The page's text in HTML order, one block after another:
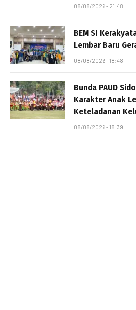
08/08/2026 - 21:48
BEM SI
Lembar Baru
08/08/2026 - 18:48
Bunda PAUD
Karakter Anak
Keteladanan
08/08/2026 - 18:39